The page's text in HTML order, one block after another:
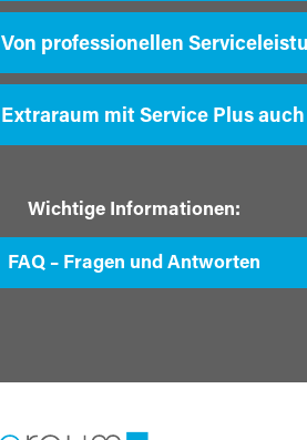
Von professionellen
Extraraum mit Service Plus
Wichtige Informationen:
FAQ – Fragen und Antworten